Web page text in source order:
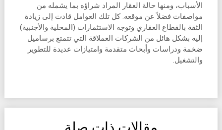
الأسباب، ومنها حالة العقار المراد شراؤه بما يشمله من
مواصفات فضلاً عن موقعه. كل تلك العوامل قادت إلى زيادة
الثقة بالقطاع العقاري وتوجه الاستثمارات (المحلية والأجنبية)
إليه بشكل هائل من الشركات العملاقة التي تتمتع برساميل
ضخمة ودراسات وأبحاث متقدمة وامتيازات عديدة للتطوير
والتشغيل.